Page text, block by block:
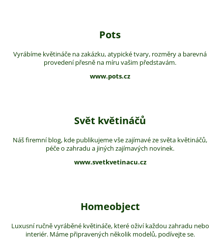
Pots
Vyrábíme květináče na zakázku, atypické tvary, rozměry a barevná
provedení přesně na míru vašim představám.
www.pots.cz
Svět květináčů
Náš firemní blog, kde publikujeme vše zajímavé ze světa květináčů,
péče o zahradu a jiných zajímavých novinek.
www.svetkvetinacu.cz
Homeobject
Luxusní ručně vyráběné květináče, které oživí každou zahradu nebo
interiér. Máme připravených několik modelů, podívejte se.